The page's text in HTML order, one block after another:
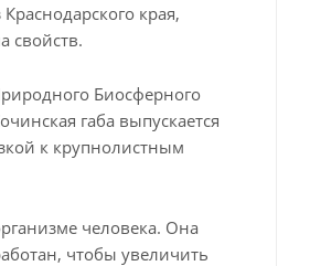
края,
свойств.
Биосферного
габа выпускается
к крупнолистным
человека. Она
чтобы увеличить